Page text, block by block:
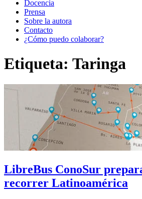
Docencia
Prensa
Sobre la autora
Contacto
¿Cómo puedo colaborar?
Etiqueta: Taringa
LibreBus ConoSur
recorrer Latinoamérica